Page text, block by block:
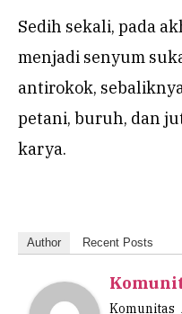
Sedih sekali, pada
menjadi senyum
antirokok,
petani, buruh, dan
karya.
Author Recent Posts
Komunitas